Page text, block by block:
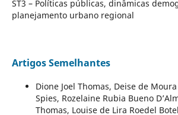
ST3 – Políticas públicas, dinâmicas
planejamento urbano regional
Artigos Semelhantes
Dione Joel Thomas, Deise de
Spies, Rozelaine Rubia Bueno
Thomas, Louise de Lira Roedel